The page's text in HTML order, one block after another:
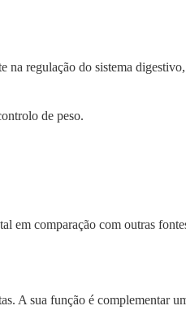
regulação do sistema
de peso.
em comparação com outras
A sua função é complementar